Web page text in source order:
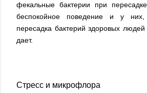
фекальные бактерии при
беспокойное поведение и у
пересадка бактерий здоровых
дает.
Стресс и микрофлора